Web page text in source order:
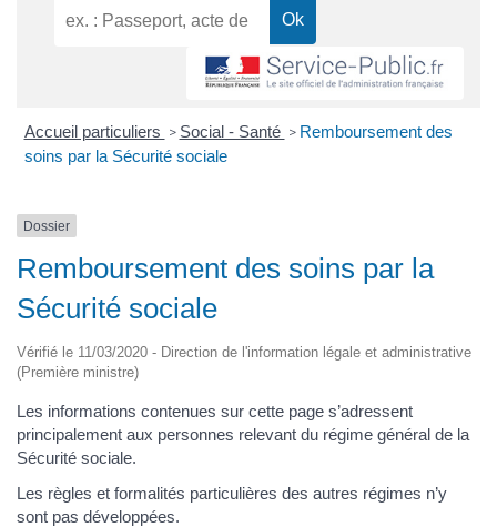
Accueil particuliers > Social - Santé > Remboursement des
soins par la Sécurité sociale
Dossier
Remboursement des soins par la
Sécurité sociale
Vérifié le 11/03/2020 - Direction de l'information légale et administrative
(Première ministre)
Les informations contenues sur cette page s’adressent
principalement aux personnes relevant du régime général de la
Sécurité sociale.
Les règles et formalités particulières des autres régimes n’y
sont pas développées.